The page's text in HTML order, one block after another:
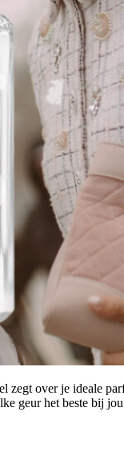
over je ideale
geur het beste bij